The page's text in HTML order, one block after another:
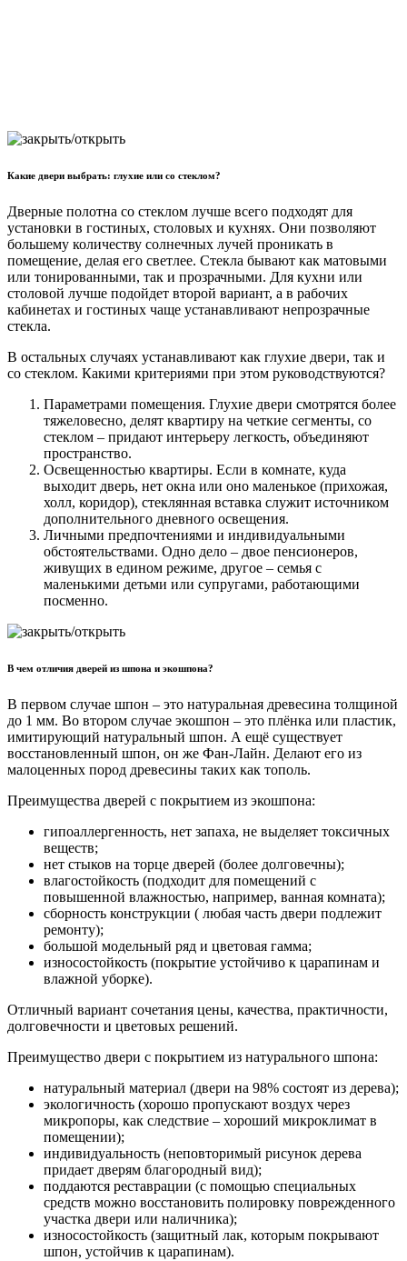
Какие двери выбрать: глухие или со стеклом?
Дверные полотна со стеклом лучше всего подходят для
установки в гостиных, столовых и кухнях. Они позволяют
большему количеству солнечных лучей проникать в
помещение, делая его светлее. Стекла бывают как матовыми
или тонированными, так и прозрачными. Для кухни или
столовой лучше подойдет второй вариант, а в рабочих
кабинетах и гостиных чаще устанавливают непрозрачные
стекла.
В остальных случаях устанавливают как глухие двери, так и
со стеклом. Какими критериями при этом руководствуются?
Параметрами помещения. Глухие двери смотрятся более
тяжеловесно, делят квартиру на четкие сегменты, со
стеклом – придают интерьеру легкость, объединяют
пространство.
Освещенностью квартиры. Если в комнате, куда
выходит дверь, нет окна или оно маленькое (прихожая,
холл, коридор), стеклянная вставка служит источником
дополнительного дневного освещения.
Личными предпочтениями и индивидуальными
обстоятельствами. Одно дело – двое пенсионеров,
живущих в едином режиме, другое – семья с
маленькими детьми или супругами, работающими
посменно.
В чем отличия дверей из шпона и экошпона?
В первом случае шпон – это натуральная древесина толщиной
до 1 мм. Во втором случае экошпон – это плёнка или пластик,
имитирующий натуральный шпон. А ещё существует
восстановленный шпон, он же Фан-Лайн. Делают его из
малоценных пород древесины таких как тополь.
Преимущества дверей с покрытием из экошпона:
гипоаллергенность, нет запаха, не выделяет токсичных
веществ;
нет стыков на торце дверей (более долговечны);
влагостойкость (подходит для помещений с
повышенной влажностью, например, ванная комната);
сборность конструкции ( любая часть двери подлежит
ремонту);
большой модельный ряд и цветовая гамма;
износостойкость (покрытие устойчиво к царапинам и
влажной уборке).
Отличный вариант сочетания цены, качества, практичности,
долговечности и цветовых решений.
Преимущество двери с покрытием из натурального шпона:
натуральный материал (двери на 98% состоят из дерева);
экологичность (хорошо пропускают воздух через
микропоры, как следствие – хороший микроклимат в
помещении);
индивидуальность (неповторимый рисунок дерева
придает дверям благородный вид);
поддаются реставрации (с помощью специальных
средств можно восстановить полировку поврежденного
участка двери или наличника);
износостойкость (защитный лак, которым покрывают
шпон, устойчив к царапинам).